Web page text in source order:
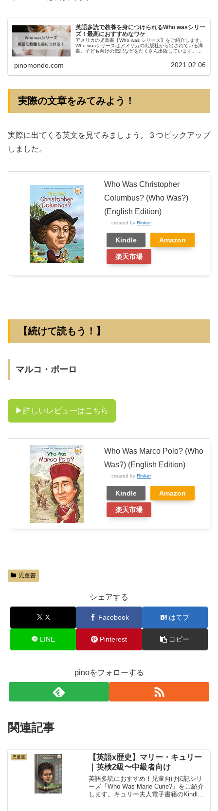
英語多読で教養を身につけられるWho wasシリー
ズ！最高におすすめなワケ
アメリカの児童書【Who was シリーズ】をご紹介します。
Who wasシリーズはアメリカの出版社から出されている洋
書。子ども向けの伝記などをたくさん出版しています。子
pinomondo.com 2021.02.06
実際の文章をみてみよう！
実際に出てくる英文を見てみましょう。３つピックアップ
しました。
Who Was Christopher
Columbus? (Who Was?)
(English Edition)
created by Rinker
Kindle Amazon
楽天市場
【続けて読もう！】
マルコ・ポーロ
▶︎詳しいレビューはこちら
Who Was Marco Polo? (Who
Was?) (English Edition)
created by Rinker
Kindle Amazon
楽天市場
児童書
シェアする
X Facebook はてブ
LINE Pinterest コピー
pinoをフォローする
関連記事
児童書
【英語x歴史】マリー・キュリー
｜英検2級〜中級者向け
英語多読におすすめ！児童向け伝記シリ
ーズ『Who Was Marie Curie?』をご紹介
します。キュリー夫人電子書籍のKindle